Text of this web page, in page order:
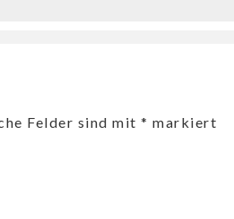
Felder sind mit * markiert